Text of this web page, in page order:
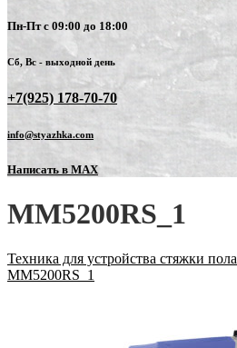
Пн-Пт с 09:00 до 18:00
Сб, Вс - выходной день
+7(925) 178-70-70
info@styazhka.com
Написать в MAX
MM5200RS_1
Техника для устройства стяжки пола
MM5200RS_1